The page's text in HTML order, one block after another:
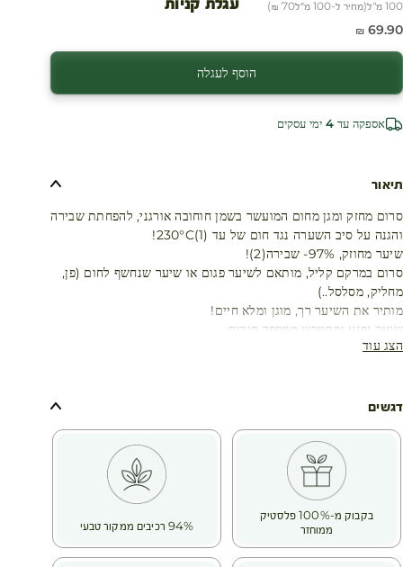
עגלת קניות 100 מ"ל (מחיר ל-100 מ״ל 70 ₪
)
מחיר מבצע
69.90 ₪
הוסף לעגלה
אספקה עד 4 ימי עסקים
תיאור
סרום מחזק ומגן מחום המועשר בשמן חוחובה אורגני, להפחתת שבירה
והגנה על סיב השערה נגד חום של עד 230°C(1)!
שיער מחוזק, 97%- שבירה(2)!
סרום במרקם קליל, מותאם לשיער פגום או שיער שנחשף לחום (פן,
מחליק, מסלסל..)
מותיר את השיער רך, מוגן ומלא חיים!
שיער נפגע ומתייבש ממספר סיבות:
אופי השיער, התרות קשרים מרובות, שימוש במכשירי חימום, החלקות
מפוצלים ונשירת קשקשים והשיער הופך עמום.
Beauty® שלנו בחרו בחוחובה אורגנית, הידועה בשמן העשיר
במיוחד המופק ממנה שמצטיין בתכונות משקמות.
החוחובה עשירה בחומצות שומן כמו אומגה 6 ו- 9 ובעלת הרכב
שדומה לחֵלֶב. היא מזינה שיער יבש ושביר באופן אינטנסיבי ומחזירה
לו את הברק והרכות. הודות לעושר שלה, היא מסייעת בשיקום שיער
פגום שהופך להיות עמיד יותר נגד השפעות סביבתיות עתידיות
הצג עוד
דגשים
בקבוק מ-100% פלסטיק
ממוחזר
94% רכיבים ממקור טבעי